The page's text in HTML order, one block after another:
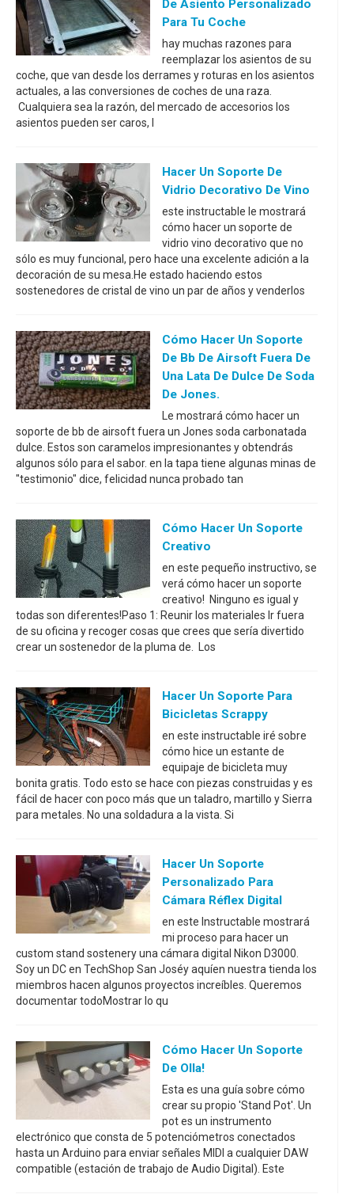
De Asiento Personalizado
Para Tu Coche
hay muchas razones para
reemplazar los asientos de su
coche, que van desde los derrames y roturas en los asientos
actuales, a las conversiones de coches de una raza.
Cualquiera sea la razón, del mercado de accesorios los
asientos pueden ser caros, l
Hacer Un Soporte De
Vidrio Decorativo De Vino
este instructable le mostrará
cómo hacer un soporte de
vidrio vino decorativo que no
sólo es muy funcional, pero hace una excelente adición a la
decoración de su mesa.He estado haciendo estos
sostenedores de cristal de vino un par de años y venderlos
Cómo Hacer Un Soporte
De Bb De Airsoft Fuera De
Una Lata De Dulce De Soda
De Jones.
Le mostrará cómo hacer un
soporte de bb de airsoft fuera un Jones soda carbonatada
dulce. Estos son caramelos impresionantes y obtendrás
algunos sólo para el sabor. en la tapa tiene algunas minas de
"testimonio" dice, felicidad nunca probado tan
Cómo Hacer Un Soporte
Creativo
en este pequeño instructivo, se
verá cómo hacer un soporte
creativo! Ninguno es igual y
todas son diferentes!Paso 1: Reunir los materiales Ir fuera
de su oficina y recoger cosas que crees que sería divertido
crear un sostenedor de la pluma de. Los
Hacer Un Soporte Para
Bicicletas Scrappy
en este instructable iré sobre
cómo hice un estante de
equipaje de bicicleta muy
bonita gratis. Todo esto se hace con piezas construidas y es
fácil de hacer con poco más que un taladro, martillo y Sierra
para metales. No una soldadura a la vista. Si
Hacer Un Soporte
Personalizado Para
Cámara Réflex Digital
en este Instructable mostrará
mi proceso para hacer un
custom stand sostenery una cámara digital Nikon D3000.
Soy un DC en TechShop San Joséy aquíen nuestra tienda los
miembros hacen algunos proyectos increíbles. Queremos
documentar todoMostrar lo qu
Cómo Hacer Un Soporte
De Olla!
Esta es una guía sobre cómo
crear su propio 'Stand Pot'. Un
pot es un instrumento
electrónico que consta de 5 potenciómetros conectados
hasta un Arduino para enviar señales MIDI a cualquier DAW
compatible (estación de trabajo de Audio Digital). Este